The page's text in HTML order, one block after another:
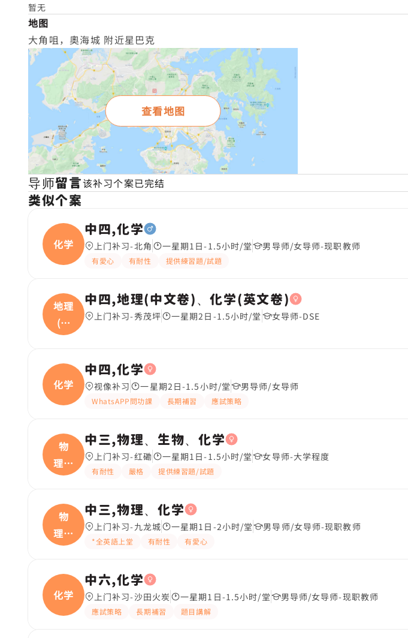
暂无
地图
大角咀，奧海城 附近星巴克
查看地图
导师留言该补习个案已完结
类似个案
化学
中四,化学
上门补习-北角 一星期1日-1.5小时/堂 男导师/女导师-现职教师
有愛心 有耐性 提供練習題/試題
地理
(中
文
中四,地理(中文卷)、化学(英文卷)
上门补习-秀茂坪 一星期2日-1.5小时/堂 女导师-DSE
化学
中四,化学
视像补习 一星期2日-1.5小时/堂 男导师/女导师
WhatsAPP問功課 長期補習 應試策略
物
理、
生物
中三,物理、生物、化学
上门补习-红磡 一星期1日-1.5小时/堂 女导师-大学程度
有耐性 嚴格 提供練習題/試題
物
理、
化学
中三,物理、化学
上门补习-九龙城 一星期1日-2小时/堂 男导师/女导师-现职教师
*全英語上堂 有耐性 有愛心
化学
中六,化学
上门补习-沙田火炭 一星期1日-1.5小时/堂 男导师/女导师-现职教师
應試策略 長期補習 題目講解